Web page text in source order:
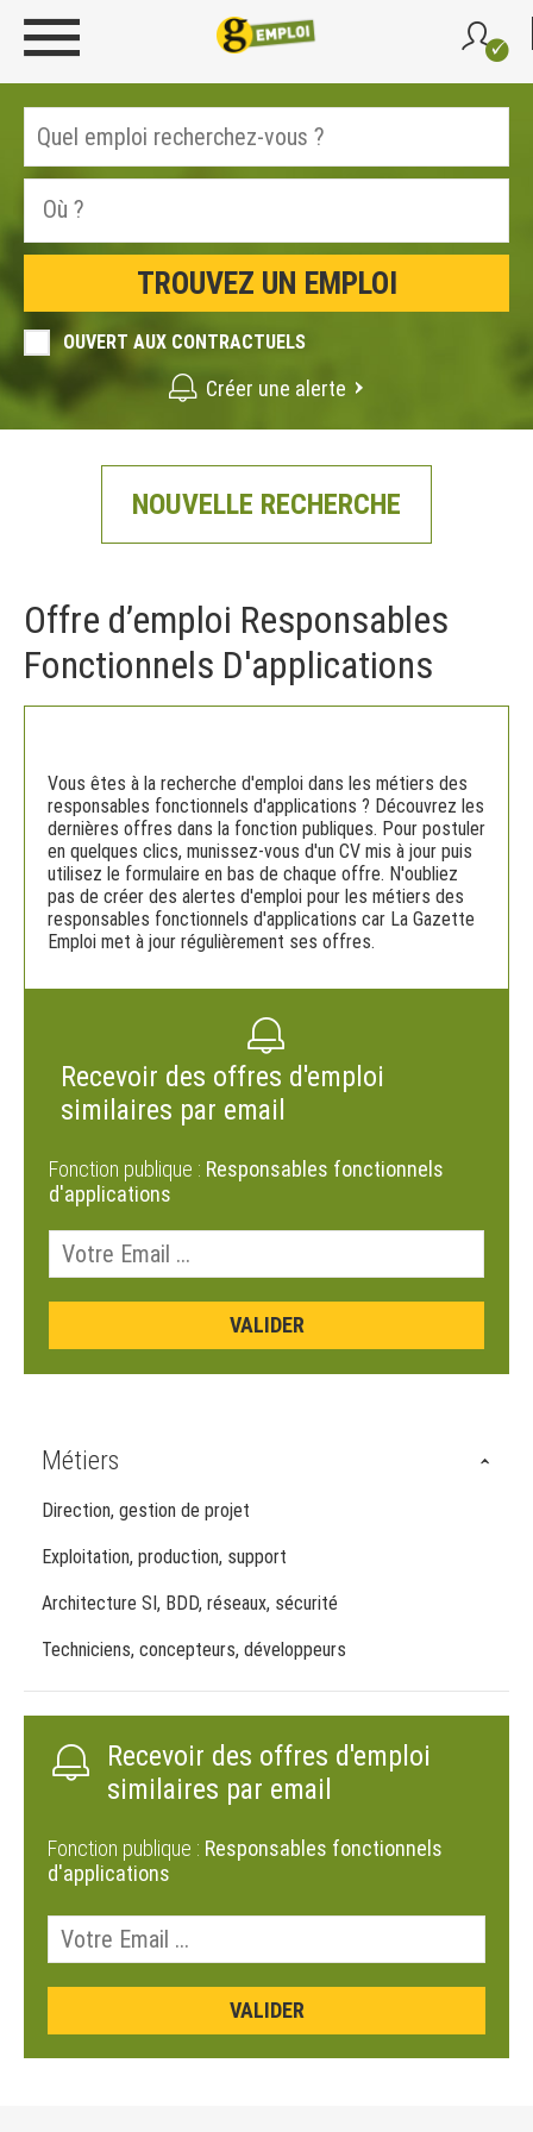
OUVERT AUX CONTRACTUELS
Créer une alerte
NOUVELLE RECHERCHE
Offre d’emploi Responsables
Fonctionnels D'applications
Vous êtes à la recherche d'emploi dans les métiers des
responsables fonctionnels d'applications ? Découvrez les
dernières offres dans la fonction publiques. Pour postuler
en quelques clics, munissez-vous d'un CV mis à jour puis
utilisez le formulaire en bas de chaque offre. N'oubliez
pas de créer des alertes d'emploi pour les métiers des
responsables fonctionnels d'applications car La Gazette
Emploi met à jour régulièrement ses offres.
Recevoir des offres d'emploi
similaires par email
Fonction publique : Responsables fonctionnels
d'applications
Métiers
Direction, gestion de projet
Exploitation, production, support
Architecture SI, BDD, réseaux, sécurité
Techniciens, concepteurs, développeurs
Recevoir des offres d'emploi
similaires par email
Fonction publique : Responsables fonctionnels
d'applications